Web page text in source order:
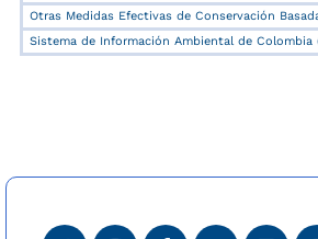
Otras Medidas Efectivas de Conservación
Sistema de Información Ambiental de Colombia